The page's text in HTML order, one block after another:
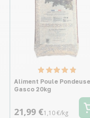
Aliment Poule Pondeuse
Gasco 20kg
21,99 €1,10 €/kg